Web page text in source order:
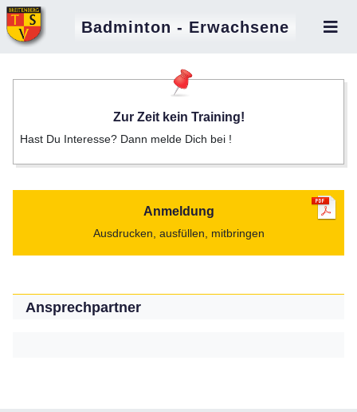
Badminton - Erwachsene
Zur Zeit kein Training!
Hast Du Interesse? Dann melde Dich bei !
Anmeldung
Ausdrucken, ausfüllen, mitbringen
Ansprechpartner